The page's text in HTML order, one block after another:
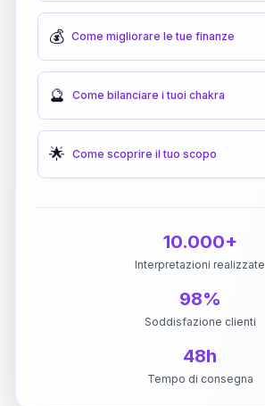
💰 Come migliorare le tue finanze
🔮 Come bilanciare i tuoi chakra
🌟 Come scoprire il tuo scopo
10.000+
Interpretazioni realizzate
98%
Soddisfazione clienti
48h
Tempo di consegna